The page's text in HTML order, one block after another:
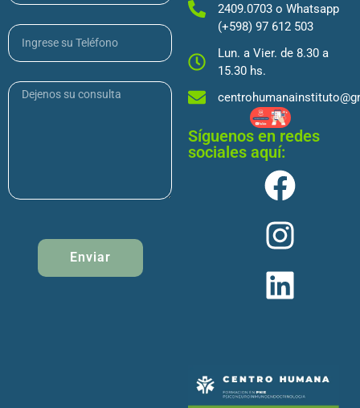
Enviar
2409.0703 o Whatsapp
(+598) 97 612 503
Lun. a Vier. de 8.30 a
15.30 hs.
Síguenos en redes
sociales aquí: